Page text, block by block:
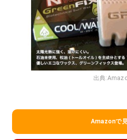
出典:
Amazonで